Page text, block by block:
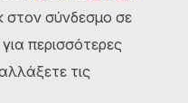
στον σύνδεσμο σε
περισσότερες
τις